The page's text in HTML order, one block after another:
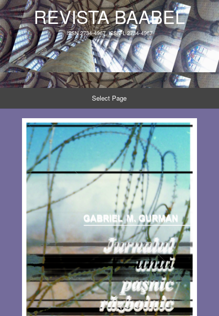
REVISTA BAABEL
ISSN 2734-4967, ISSN-L 2734-4967
Select Page